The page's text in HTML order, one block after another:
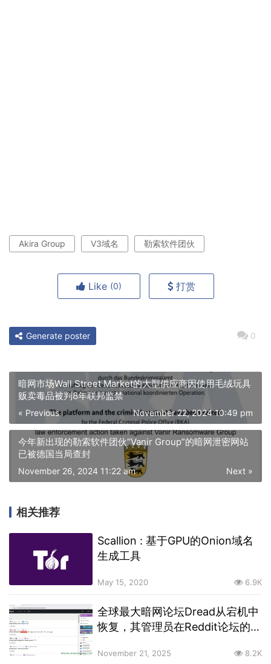
Akira Group V3域名 勒索软件团伙
Like (0) 打赏
0
Generate poster
暗网市场Wall Street Market的大型供应商因使用毛绒玩具
贩卖毒品被判8年联邦监禁
« Previous November 22, 2024 10:49 pm
今年新出现的勒索软件团伙“Vanir Group”的暗网泄密网站
已被德国当局查封
Next »
November 26, 2024 11:22 am
相关推荐
Scallion : 基于GPU的Onion域名
生成工具
May 15, 2020 6.9K
全球最大暗网论坛Dread从宕机中
恢复，其管理员在Reddit论坛的账
November 21, 2025 8.2K